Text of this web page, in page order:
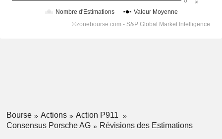
Bourse Actions
Action P911
Consensus Porsche AG
Révisions des Estimations